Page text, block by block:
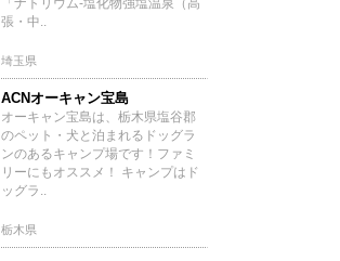
「ナトリウム‐塩化物強塩温泉（高
張・中..
埼玉県
ACNオーキャン宝島
オーキャン宝島は、栃木県塩谷郡
のペット・犬と泊まれるドッグラ
ンのあるキャンプ場です！ファミ
リーにもオススメ！ キャンプはド
ッグラ..
栃木県